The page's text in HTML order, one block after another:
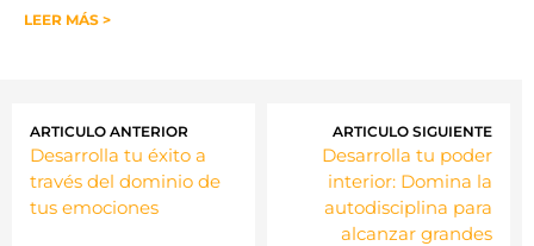
LEER MÁS >
ARTICULO ANTERIOR
Desarrolla tu éxito a
través del dominio de
tus emociones
ARTICULO SIGUIENTE
Desarrolla tu poder
interior: Domina la
autodisciplina para
alcanzar grandes